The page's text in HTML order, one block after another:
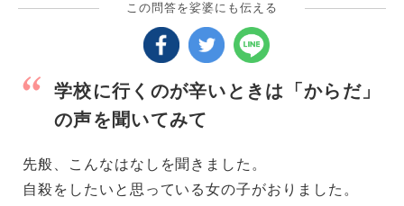
この問答を娑婆にも伝える
学校に行くのが辛いときは「からだ」
の声を聞いてみて
先般、こんなはなしを聞きました。
自殺をしたいと思っている女の子がおりました。